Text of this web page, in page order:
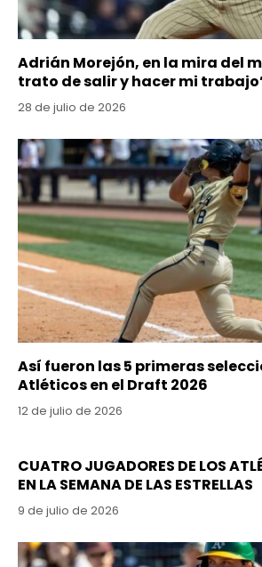
Adrián Morejón, en la mira del
trato de salir y hacer mi
28 de julio de 2026
Así fueron las 5 primeras
Atléticos en el Draft 2026
12 de julio de 2026
CUATRO JUGADORES DE LOS
EN LA SEMANA DE LAS ESTRELLAS
9 de julio de 2026